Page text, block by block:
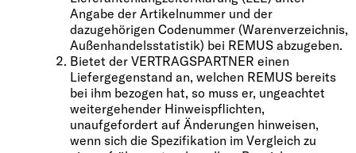
Angabe der Artikelnummer und der
dazugehörigen Codenummer (Warenverzeichnis,
Außenhandelsstatistik) bei REMUS abzugeben.
Bietet der VERTRAGSPARTNER einen
Liefergegenstand an, welchen REMUS bereits
bei ihm bezogen hat, so muss er, ungeachtet
weitergehender Hinweispflichten,
unaufgefordert auf Änderungen hinweisen,
wenn sich die Spezifikation im Vergleich zu